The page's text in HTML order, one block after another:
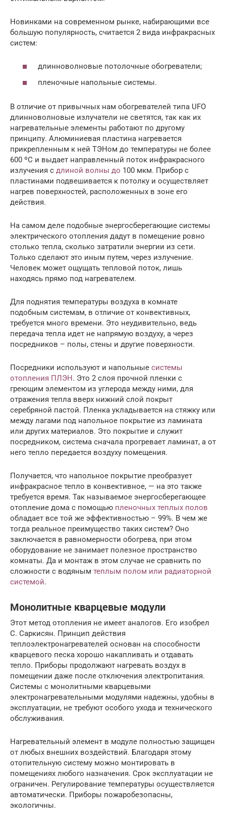
Новинками на современном рынке, набирающими все
большую популярность, считается 2 вида инфракрасных
систем:
длинноволновые потолочные обогреватели;
пленочные напольные системы.
В отличие от привычных нам обогревателей типа UFO
длинноволновые излучатели не светятся, так как их
нагревательные элементы работают по другому
принципу. Алюминиевая пластина нагревается
прикрепленным к ней ТЭНом до температуры не более
600 ºС и выдает направленный поток инфракрасного
излучения с длиной волны до 100 мкм. Прибор с
пластинами подвешивается к потолку и осуществляет
нагрев поверхностей, расположенных в зоне его
действия.
На самом деле подобные энергосберегающие системы
электрического отопления дадут в помещение ровно
столько тепла, сколько затратили энергии из сети.
Только сделают это иным путем, через излучение.
Человек может ощущать тепловой поток, лишь
находясь прямо под нагревателем.
Для поднятия температуры воздуха в комнате
подобным системам, в отличие от конвективных,
требуется много времени. Это неудивительно, ведь
передача тепла идет не напрямую воздуху, а через
посредников – полы, стены и другие поверхности.
Посредники используют и напольные системы
отопления ПЛЭН. Это 2 слоя прочной пленки с
греющим элементом из углерода между ними, для
отражения тепла вверх нижний слой покрыт
серебряной пастой. Пленка укладывается на стяжку или
между лагами под напольное покрытие из ламината
или других материалов. Это покрытие и служит
посредником, система сначала прогревает ламинат, а от
него тепло передается воздуху помещения.
Получается, что напольное покрытие преобразует
инфракрасное тепло в конвективное, — на это также
требуется время. Так называемое энергосберегающее
отопление дома с помощью пленочных теплых полов
обладает все той же эффективностью – 99%. В чем же
тогда реальное преимущество таких систем? Оно
заключается в равномерности обогрева, при этом
оборудование не занимает полезное пространство
комнаты. Да и монтаж в этом случае не сравнить по
сложности с водяным теплым полом или радиаторной
системой.
Монолитные кварцевые модули
Этот метод отопления не имеет аналогов. Его изобрел
С. Саркисян. Принцип действия
теплоэлектронагревателей основан на способности
кварцевого песка хорошо накапливать и отдавать
тепло. Приборы продолжают нагревать воздух в
помещении даже после отключения электропитания.
Системы с монолитными кварцевыми
электронагревательными модулями надежны, удобны в
эксплуатации, не требуют особого ухода и технического
обслуживания.
Нагревательный элемент в модуле полностью защищен
от любых внешних воздействий. Благодаря этому
отопительную систему можно монтировать в
помещениях любого назначения. Срок эксплуатации не
ограничен. Регулирование температуры осуществляется
автоматически. Приборы пожаробезопасны,
экологичны.